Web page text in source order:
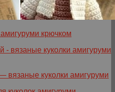
крючком
вязаные куколки амигуруми